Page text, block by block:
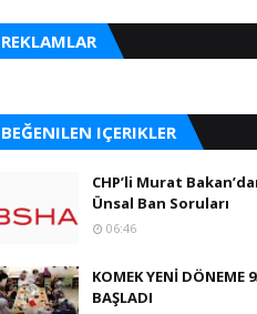
REKLAMLAR
BEĞENILEN IÇERIKLER
CHP’li Murat
Ünsal Ban Soruları
06:46
KOMEK YENİ DÖNEME
BAŞLADI